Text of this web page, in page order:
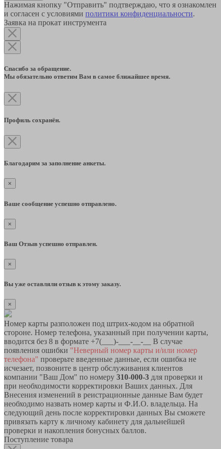
Нажимая кнопку "Отправить" подтверждаю, что я ознакомлен
и согласен с условиями политики конфиденциальности.
Заявка на прокат инструмента
Спасибо за обращение.
Мы обязательно ответим Вам в самое ближайшее время.
Профиль сохранён.
Благодарим за заполнение анкеты.
×
Ваше сообщение успешно отправлено.
×
Ваш Отзыв успешно отправлен.
×
Вы уже оставляли отзыв к этому заказу.
×
Номер карты разположен под штрих-кодом на обратной
стороне. Номер телефона, указанный при получении карты,
вводится без 8 в формате +7(___)-___-__-__ В случае
появления ошибки "Неверный номер карты и/или номер
телефона" проверьте введенные данные, если ошибка не
исчезает, позвоните в центр обслуживания клиентов
компании "Ваш Дом" по номеру 310-000-3 для проверки и
при необходимости корректировки Ваших данных. Для
Внесения изменений в реистрационные данные Вам будет
необходимо назвать номер карты и Ф.И.О. владельца. На
следующий день после корректировки данных Вы сможете
привязать карту к личному кабинету для дальнейшей
проверки и накопления бонусных баллов.
Поступление товара